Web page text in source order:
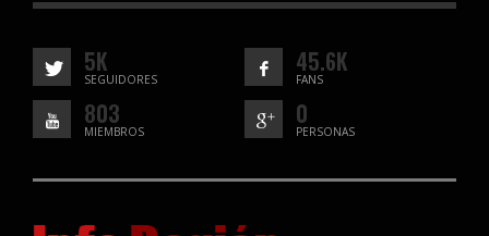
5K
SEGUIDORES
45.6K
FANS
803
MIEMBROS
0
PERSONAS